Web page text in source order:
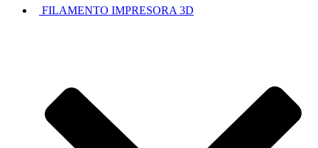
FILAMENTO IMPRESORA 3D